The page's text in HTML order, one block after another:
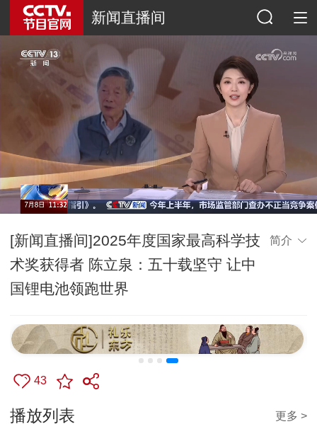
新闻直播间
[新闻直播间]2025年度国家最高科学技
术奖获得者 陈立泉：五十载坚守 让中
国锂电池领跑世界
简介
43
播放列表 更多 >